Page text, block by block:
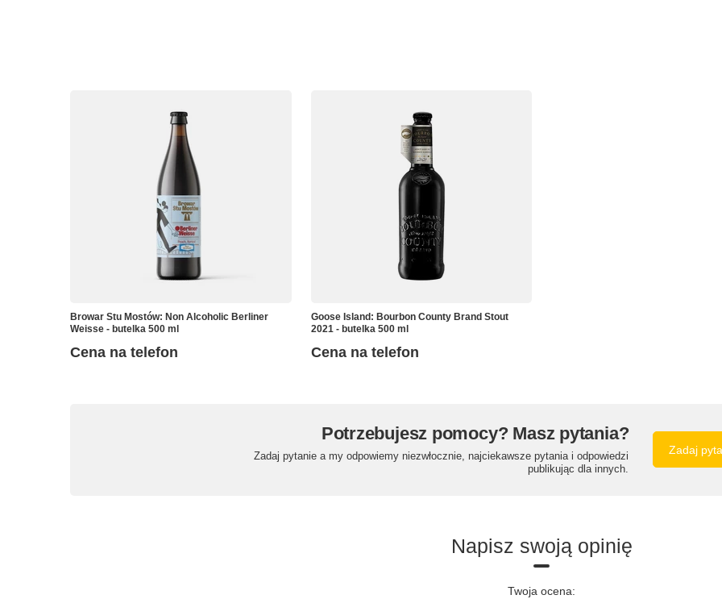
Browar Stu Mostów: Non Alcoholic Berliner
Weisse - butelka 500 ml
Cena na telefon
Goose Island: Bourbon County Brand Stout
2021 - butelka 500 ml
Cena na telefon
Potrzebujesz pomocy? Masz pytania?
Zadaj pytanie a my odpowiemy niezwłocznie, najciekawsze pytania i odpowiedzi
publikując dla innych.
Zadaj
Napisz swoją opinię
Twoja ocena: